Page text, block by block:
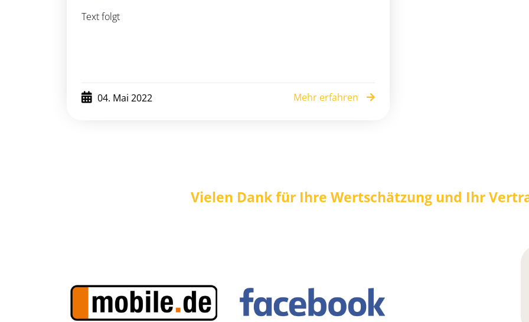
Text folgt
04. Mai 2022 Mehr erfahren
Vielen Dank für Ihre Wertschätzung und Ihr